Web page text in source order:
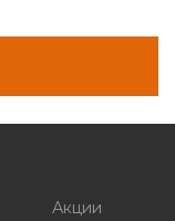
Акции